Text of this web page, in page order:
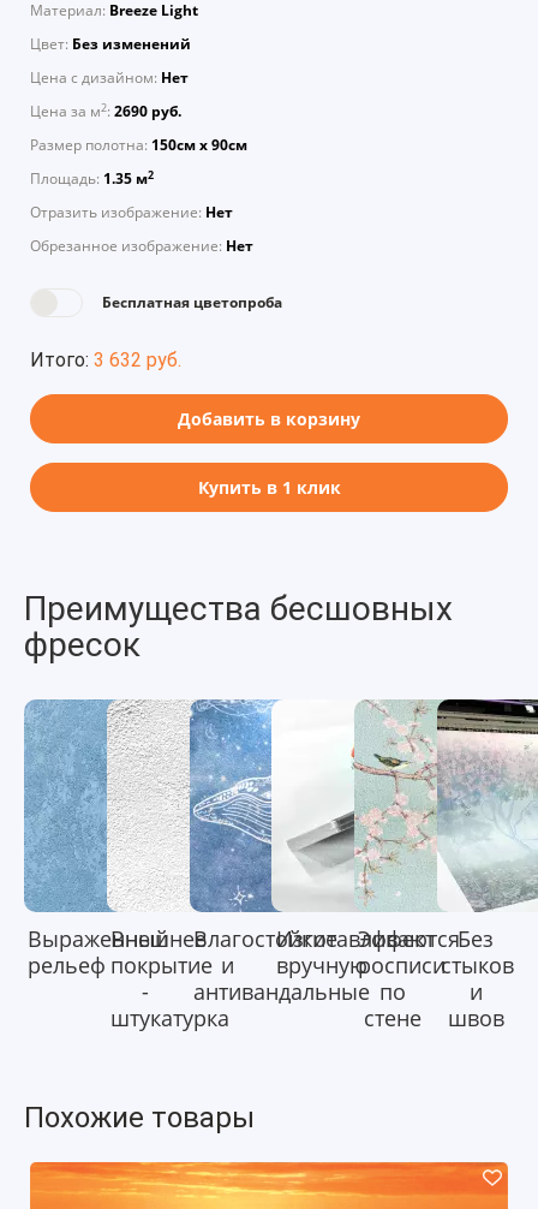
Материал: Breeze Light
Цвет: Без изменений
Цена с дизайном: Нет
Цена за м2: 2690 руб.
Размер полотна: 150см х 90см
Площадь: 1.35 м2
Отразить изображение: Нет
Обрезанное изображение: Нет
Бесплатная цветопроба
Итого: 3 632 руб.
Добавить в корзину
Купить в 1 клик
Преимущества бесшовных
фресок
Выраженный
рельеф
Внешнее
покрытие
-
штукатурка
Влагостойкие
и
антивандальные
Изготавливаются
вручную
Эффект
росписи
по
стене
Без
стыков
и
швов
Похожие товары